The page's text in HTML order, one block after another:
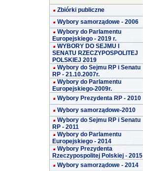
Zbiórki publiczne
Wybory samorządowe - 2006
Wybory do Parlamentu
Europejskiego - 2019 r.
WYBORY DO SEJMU I
SENATU RZECZYPOSPOLITEJ
POLSKIEJ 2019
Wybory do Sejmu RP i Senatu
RP - 21.10.2007r.
Wybory do Parlamentu
Europejskiego-2009r.
Wybory Prezydenta RP - 2010
Wybory samorządowe-2010
Wybory do Sejmu RP i Senatu
RP - 2011
Wybory do Parlamentu
Europejskiego - 2014
Wybory Prezydenta
Rzeczypospolitej Polskiej - 2015
Wybory samorządowe - 2014